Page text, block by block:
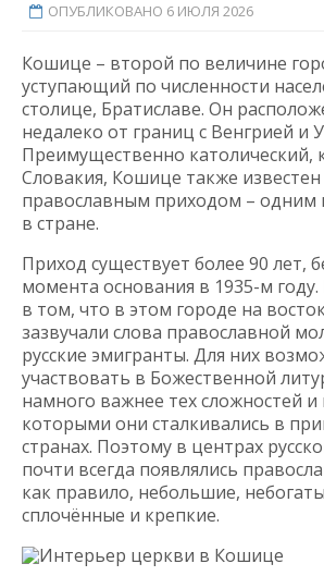
ОПУБЛИКОВАНО 6 ИЮЛЯ 2026
Кошице – второй по величине
уступающий по численности
столице, Братиславе. Он
недалеко от границ с Венгрией и
Преимущественно католический,
Словакия, Кошице также
православным приходом – одним
в стране.
Приход существует более 90 лет,
момента основания в 1935-м
в том, что в этом городе на
зазвучали слова православной
русские эмигранты. Для них
участвовать в Божественной
намного важнее тех сложностей и
которыми они сталкивались в
странах. Поэтому в центрах
почти всегда появлялись
как правило, небольшие,
сплочённые и крепкие.
Интерьер церкви в Кошице